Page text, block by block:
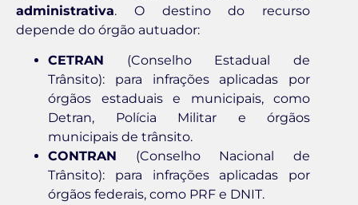
administrativa. O destino do recurso
depende do órgão autuador:
CETRAN (Conselho Estadual de
Trânsito): para infrações aplicadas por
órgãos estaduais e municipais, como
Detran, Polícia Militar e órgãos
municipais de trânsito.
CONTRAN (Conselho Nacional de
Trânsito): para infrações aplicadas por
órgãos federais, como PRF e DNIT.